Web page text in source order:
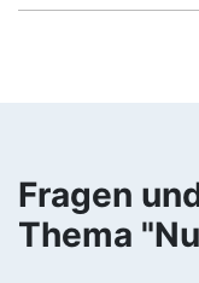
Fragen
Thema